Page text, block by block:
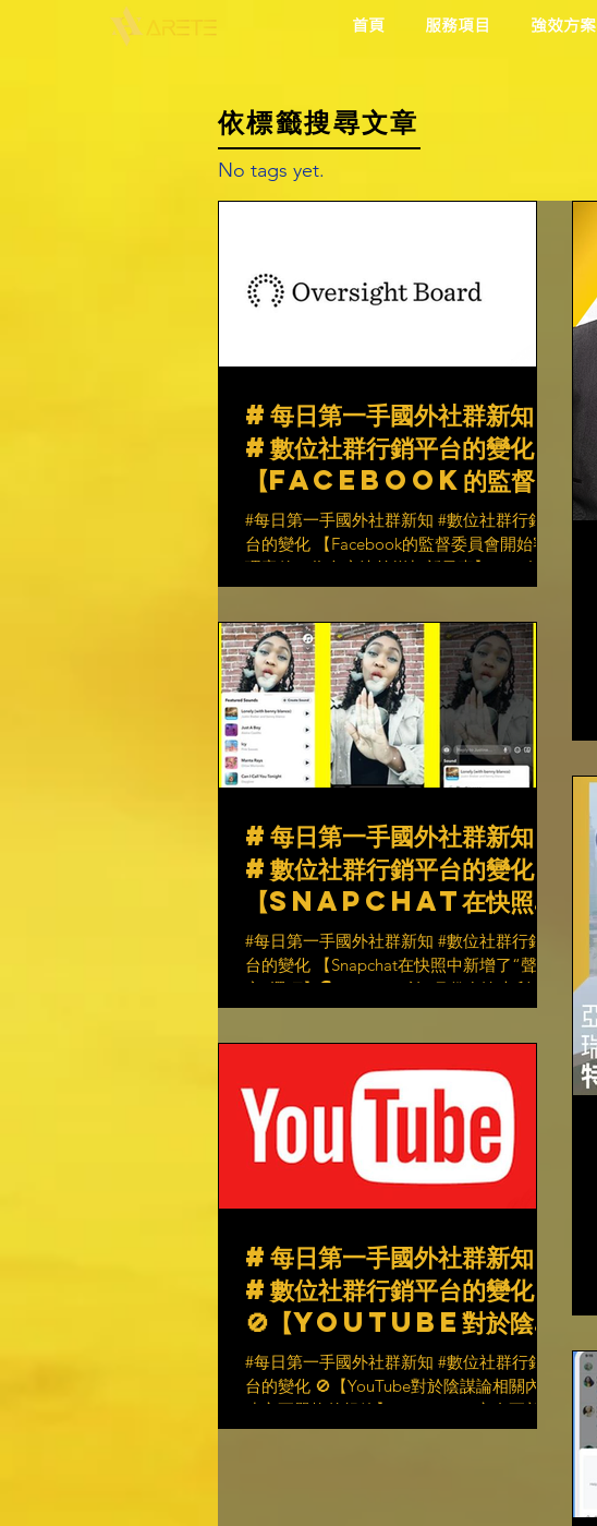
首頁 服務項目 強效方案
依標籤搜尋文章
No tags yet.
#每日第一手國外社群新知
#數位社群行銷平台的變化
【Facebook的監督委
員會開始審理案件，為內容決
策增加新元素】✔️
#每日第一手國外社群新知 #數位社群行銷平
台的變化 【Facebook的監督委員會開始審
理案件，為內容決策增加新元素】✔️ 📍如
Facebook所述： “從今天開始，如果您的內
對Facebook的上訴已經用盡，那麼您...
#每日第一手國外社群新知
#數位社群行銷平台的變化
【Snapchat在快照中
新增了“聲音”選項】🗣️
#每日第一手國外社群新知 #數位社群行銷平
台的變化 【Snapchat在快照中新增了“聲
音”選項】🗣️ Snapchat於8月份在澳大利亞
和新西蘭啟動了TikTok式功能的初步測試，
#每日第一手國外社群新知
#數位社群行銷平台的變化
🚫【YouTube對於陰謀
論相關內容建立更嚴格的規
範】
#每日第一手國外社群新知 #數位社群行銷平
台的變化 🚫【YouTube對於陰謀論相關內容
建立更嚴格的規範】 👊YouTube宣布更新有
關仇恨言論的規則，減少QAnon陰謀論的傳